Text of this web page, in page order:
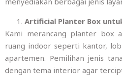
Artificial Planter Box
Kami merancang planter box
ruang indoor seperti kantor,
apartemen. Pemilihan jenis
dengan tema interior agar